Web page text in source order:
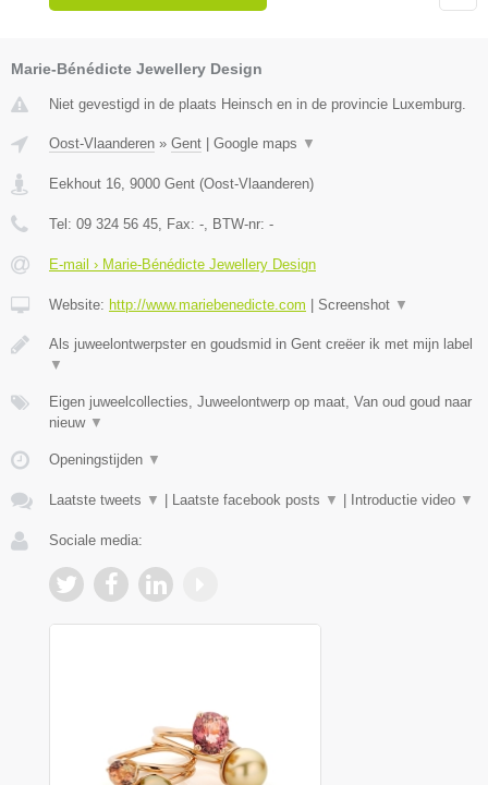
Marie-Bénédicte Jewellery Design
Niet gevestigd in de plaats Heinsch en in de provincie Luxemburg.
Oost-Vlaanderen » Gent Google maps ▼
Eekhout 16, 9000 Gent (Oost-Vlaanderen)
Tel: 09 324 56 45, Fax: -, BTW-nr: -
E-mail › Marie-Bénédicte Jewellery Design
Website: http://www.mariebenedicte.com Screenshot ▼
Als juweelontwerpster en goudsmid in Gent creëer ik met mijn label
▼
Eigen juweelcollecties, Juweelontwerp op maat, Van oud goud naar
nieuw ▼
Openingstijden ▼
Laatste tweets ▼ Laatste facebook posts ▼ Introductie video ▼
Sociale media: